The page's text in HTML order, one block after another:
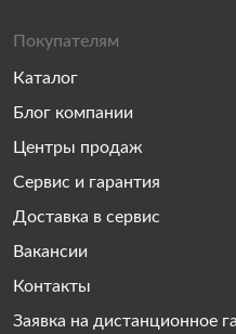
Покупателям
Каталог
Блог компании
Центры продаж
Сервис и гарантия
Доставка в сервис
Вакансии
Контакты
Заявка на дистанционное